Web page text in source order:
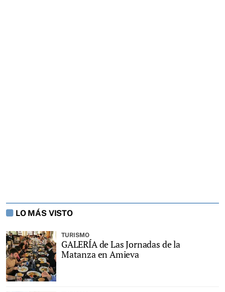
LO MÁS VISTO
TURISMO
GALERÍA de Las Jornadas de la
Matanza en Amieva